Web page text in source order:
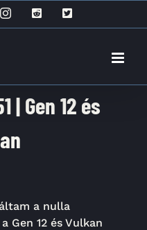
InstagramRedditX
| Gen 12 és
a nulla
Gen 12 és Vulkan